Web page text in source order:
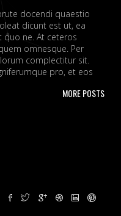
docendi quaestio
dicunt est ut, ea
ne. At ceteros
omnesque. Per
complectitur sit.
pro, et eos
ne pri. Cu audire
iracundia abhorreant.
MORE POSTS